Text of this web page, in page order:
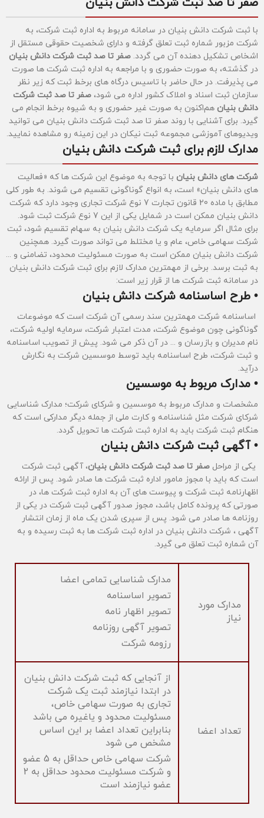
با ثبت شرکت دانش بنیان در سامانه مربوط به اداره ثبت شرکت، به
شرکت مزبور شماره ثبت تعلق گرفته و دارای شخصیت حقوقی مستقل از
اشخاص تشکیل دهنده آن می گردد.صفر تا صد ثبت شرکت دانش بنیان
در گذشته، به صورت حضوری و با مراجعه به اداره ثبت شرکت ها صورت
می پذیرفت. در حال حاضر با تاسیس درگاه های برخط ثبت که زیر نظر
سازمان ثبت اسناد و املاک کشور اداره می شود،صفر تا صد ثبت شرکت
دانش بنیان هم‌اکنون به صورت غیر حضوری و به شیوه برخط انجام می
گیرد. برای آشنایی با روند صفر تا صد ثبت شرکت دانش بنیان می توانید
ویدیوهای آموزشی مجموعه ثبت نیکان در این زمینه رو مشاهده نمایید.
مدارک لازم برای ثبت شرکت دانش بنیان
شرکت های دانش بنیان با توجه به موضوع این شرکت ها که «فعالیت
های دانش بنیان» است، به انواع گوناگونی تقسیم می شوند. به طور کلی
مطابق با ماده 20 قانون تجارت 7 نوع شرکت تجاری وجود دارد که شرکت
دانش بنیان ممکن است در شمایل یکی از این 7 نوع شرکت ثبت شود.
برای مثال اگر سرمایه یک شرکت دانش بنیان به سهام تقسیم شود، ثبت
شرکت سهامی خاص، عام و یا مختلط می تواند صورت گیرد. همچنین
شرکت دانش بنیان ممکن است به صورت مسئولیت محدود، تضامنی و ...
به ثبت برسد. برخی از مهمترین مدارک لازم برای ثبت شرکت دانش بنیان
در سامانه ثبت شرکت ها از قرار زیر است:
• طرح اساسنامه شرکت دانش بنیان
اساسنامه شرکت مهمترین سند رسمی آن شرکت است که موضوعات
گوناگونی چون موضوع شرکت، مدت اعتبار شرکت، سرمایه اولیه شرکت،
نام مدیران و بازرسان و ... در آن ذکر می شود. پیش از تصویب اساسنامه
و ثبت شرکت، طرح اساسنامه باید توسط موسسین شرکت به نگارش
درآید.
• مدارک مربوط به موسسین
مشخصات و مدارک مربوط به موسسین و شرکای شرکت؛ مدارک شناسایی
شرکای شرکت مثل شناسنامه و کارت ملی از جمله دیگر مدارکی است که
هنگام ثبت شرکت باید به اداره ثبت شرکت ها تحویل گردد.
• آگهی ثبت شرکت دانش بنیان
یکی از مراحلصفر تا صد ثبت شرکت دانش بنیان، آگهی ثبت شرکت
است که باید با مجوز مامور اداره ثبت شرکت ها صادر شود. پس از ارائه
اظهارنامه ثبت شرکت و پیوست های آن به اداره ثبت شرکت ها، در
صورتی که پرونده کامل باشد، مجوز صدور آگهی ثبت شرکت در یکی از
روزنامه ها صادر می شود. پس از سپری شدن یک ماه از زمان انتشار
آگهی ، شرکت دانش بنیان در اداره ثبت شرکت ها به ثبت رسیده و به
آن شماره ثبت تعلق می گیرد.
مدارک شناسایی تمامی اعضا
تصویر اساسنامه
تصویر اظهار نامه
تصویر آگهی روزنامه
رزومه شرکت
مدارک مورد
نیاز
از آنجایی که ثبت شرکت دانش بنیان
در ابتدا نیازمند ثبت یک شرکت
تجاری به صورت سهامی خاص،
مسئولیت محدود و یاغیره می باشد
بنابراین تعداد اعضا بر این اساس
مشخص می شود
شرکت سهامی خاص حداقل به 5 عضو
و شرکت مسئولیت محدود حداقل به 2
عضو نیازمند است
تعداد اعضا